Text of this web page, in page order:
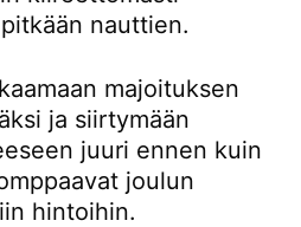
nauttien.
majoituksen
ja siirtymään
juuri ennen kuin
joulun
hintoihin.